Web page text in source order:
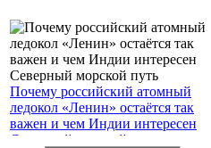
Почему российский атомный
ледокол «Ленин» остаётся так
важен и чем Индии интересен
Северный морской путь